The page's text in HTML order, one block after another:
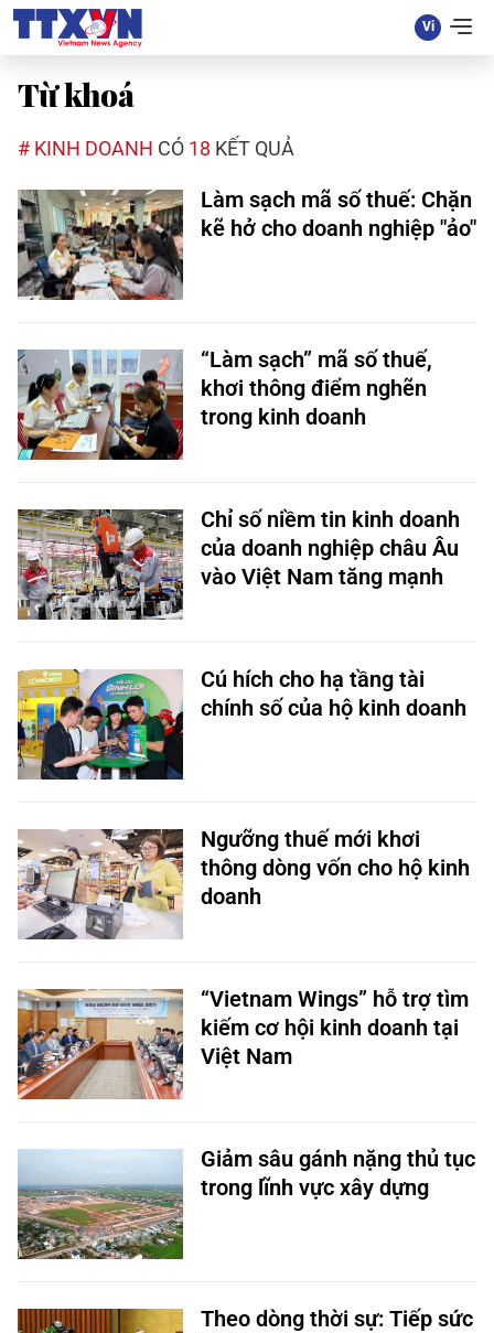
Từ khoá
# KINH DOANH CÓ 18 KẾT QUẢ
Làm sạch mã số thuế: Chặn
kẽ hở cho doanh nghiệp "ảo"
“Làm sạch” mã số thuế,
khơi thông điểm nghẽn
trong kinh doanh
Chỉ số niềm tin kinh doanh
của doanh nghiệp châu Âu
vào Việt Nam tăng mạnh
Cú hích cho hạ tầng tài
chính số của hộ kinh doanh
Ngưỡng thuế mới khơi
thông dòng vốn cho hộ kinh
doanh
“Vietnam Wings” hỗ trợ tìm
kiếm cơ hội kinh doanh tại
Việt Nam
Giảm sâu gánh nặng thủ tục
trong lĩnh vực xây dựng
Theo dòng thời sự: Tiếp sức